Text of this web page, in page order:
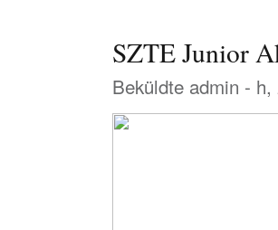
SZTE Junior
Beküldte admin - h,